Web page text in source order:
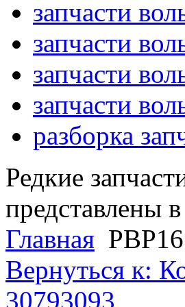
запчасти
запчасти
запчасти
запчасти
разборка
Редкие
представлены
Главная
Вернуться к:
30793093